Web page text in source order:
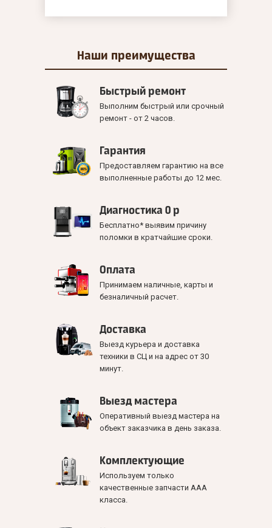
Наши преимущества
Быстрый ремонт
Выполним быстрый или срочный
ремонт - от 2 часов.
Гарантия
Предоставляем гарантию на все
выполненные работы до 12 мес.
Диагностика 0 р
Бесплатно* выявим причину
поломки в кратчайшие сроки.
Оплата
Принимаем наличные, карты и
безналичный расчет.
Доставка
Выезд курьера и доставка
техники в СЦ и на адрес от 30
минут.
Выезд мастера
Оперативный выезд мастера на
объект заказчика в день заказа.
Комплектующие
Используем только
качественные запчасти ААА
класса.